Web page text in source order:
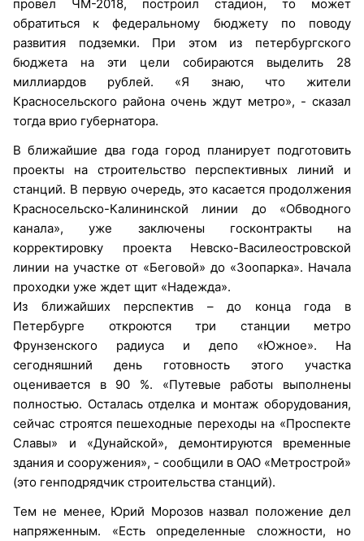
провел ЧМ-2018, построил стадион, то может
обратиться к федеральному бюджету по поводу
развития подземки. При этом из петербургского
бюджета на эти цели собираются выделить 28
миллиардов рублей. «Я знаю, что жители
Красносельского района очень ждут метро», - сказал
тогда врио губернатора.
В ближайшие два года город планирует подготовить
проекты на строительство перспективных линий и
станций. В первую очередь, это касается продолжения
Красносельско-Калининской линии до «Обводного
канала», уже заключены госконтракты на
корректировку проекта Невско-Василеостровской
линии на участке от «Беговой» до «Зоопарка». Начала
проходки уже ждет щит «Надежда».
Из ближайших перспектив – до конца года в
Петербурге откроются три станции метро
Фрунзенского радиуса и депо «Южное». На
сегодняшний день готовность этого участка
оценивается в 90 %. «Путевые работы выполнены
полностью. Осталась отделка и монтаж оборудования,
сейчас строятся пешеходные переходы на «Проспекте
Славы» и «Дунайской», демонтируются временные
здания и сооружения», - сообщили в ОАО «Метрострой»
(это генподрядчик строительства станций).
Тем не менее, Юрий Морозов назвал положение дел
напряженным. «Есть определенные сложности, но